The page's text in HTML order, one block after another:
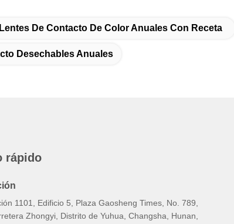
Lentes De Contacto De Color Anuales Con Receta
Desechables Anuales
rápido
1101, Edificio 5, Plaza Gaosheng Times, No. 789,
Zhongyi, Distrito de Yuhua, Changsha, Hunan,